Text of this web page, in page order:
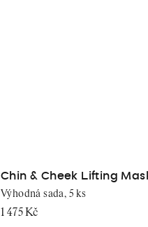
Chin & Cheek Lifting
1 475 Kč
Výhodná sada, 5 ks